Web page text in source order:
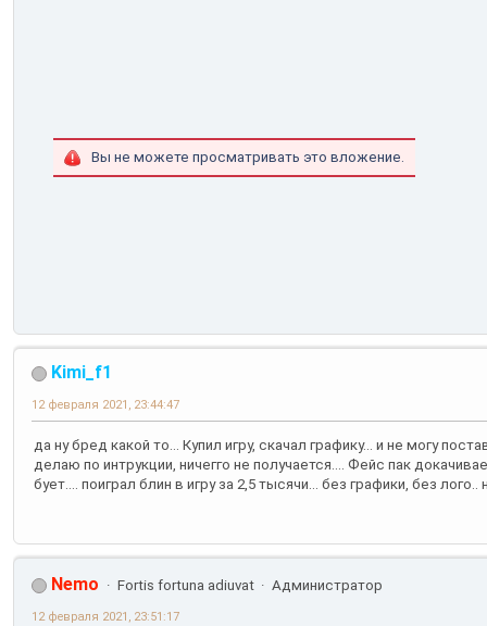
Вы не можете просматривать это вложение.
Kimi_f1
12 февраля 2021, 23:44:47
да ну бред какой то... Купил игру, скачал графику... и не могу
делаю по интрукции, ничегго не получается.... Фейс пак
бует.... поиграл блин в игру за 2,5 тысячи... без графики, без лого..
Nemo Fortis fortuna adiuvat Администратор
12 февраля 2021, 23:51:17